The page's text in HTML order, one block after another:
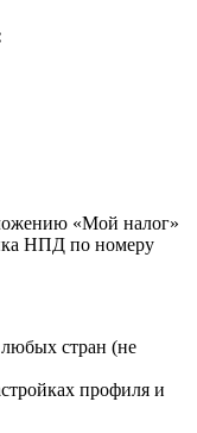
«Мой налог»
НПД по номеру
стран (не
профиля и